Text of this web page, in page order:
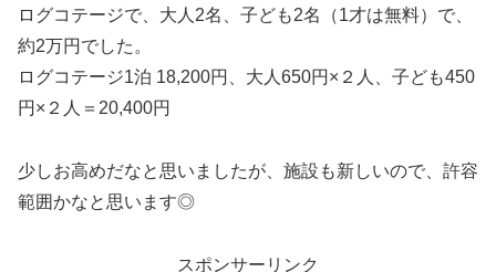
ログコテージで、大人2名、子ども2名（1才は無料）で、
約2万円でした。
ログコテージ1泊 18,200円、大人650円×２人、子ども450
円×２人＝20,400円
少しお高めだなと思いましたが、施設も新しいので、許容
範囲かなと思います◎
スポンサーリンク